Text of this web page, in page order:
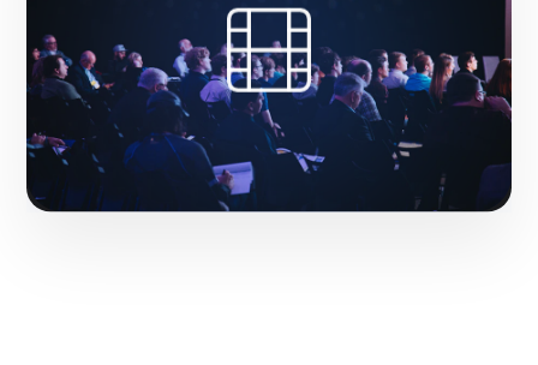
Hacerlo realidad